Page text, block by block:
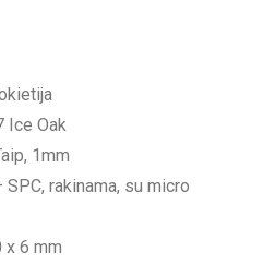
Ice Oak
1mm
rakinama, su micro
x 6 mm